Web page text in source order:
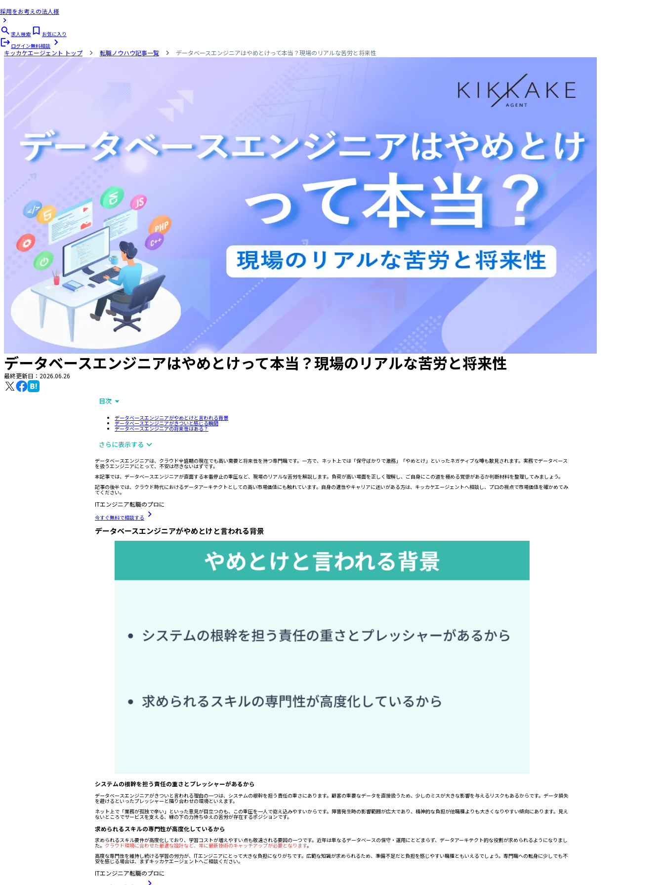
採用をお考えの法人様
求人検索
お気に入り
ログイン無料相談
キッカケエージェント トップ 転職ノウハウ記事一覧 データベースエンジニアはやめとけって本当？現場のリアルな苦労と将来性
データベースエンジニアはやめとけって本当？現場のリアルな苦労と将来性
最終更新日： 2026.06.26
目次
データベースエンジニアがやめとけと言われる背景
データベースエンジニアがきついと感じる瞬間
データベースエンジニアの将来性はある？
さらに表示する
データベースエンジニアは、クラウド全盛期の現在でも高い需要と将来性を持つ専門職です。一方で、ネット上では「保守ばかりで激務」「やめとけ」といったネガティブな噂も散見されます。実務でデータベース
を扱うエンジニアにとって、不安は尽きないはずです。
本記事では、データベースエンジニアが直面する本番停止の重圧など、現場のリアルな苦労を解説します。負荷が高い場面を正しく理解し、ご自身にこの道を極める覚悟があるか判断材料を整理してみましょう。
記事の後半では、クラウド時代におけるデータアーキテクトとしての高い市場価値にも触れています。自身の適性やキャリアに迷いがある方は、キッカケエージェントへ相談し、プロの視点で市場価値を確かめてみ
てください。
ITエンジニア転職のプロに
今すぐ無料で相談する
データベースエンジニアがやめとけと言われる背景
システムの根幹を担う責任の重さとプレッシャーがあるから
データベースエンジニアがきついと言われる理由の一つは、システムの根幹を担う責任の重さにあります。顧客の重要なデータを直接扱うため、少しのミスが大きな影響を与えるリスクもあるからです。データ損失
を避けるといったプレッシャーと隣り合わせの環境といえます。
ネット上で「業務が孤独で辛い」といった意見が目立つのも、この重圧を一人で抱え込みやすいからです。障害発生時の影響範囲が広大であり、精神的な負担が他職種よりも大きくなりやすい傾向にあります。見え
ないところでサービスを支える、縁の下の力持ちゆえの苦労が存在するポジションです。
求められるスキルの専門性が高度化しているから
求められるスキル要件が高度化しており、学習コストが増えやすい点も敬遠される要因の一つです。近年は単なるデータベースの保守・運用にとどまらず、データアーキテクト的な役割が求められるようになりまし
た。 クラウド環境に合わせた最適な設計など、常に最新技術のキャッチアップが必要となります。
高度な専門性を維持し続ける学習の労力が、ITエンジニアにとって大きな負担になりがちです。広範な知識が求められるため、準備不足だと負担を感じやすい職種ともいえるでしょう。専門職への転身に少しでも不
安を感じる場合は、まずキッカケエージェントへご相談ください。
ITエンジニア転職のプロに